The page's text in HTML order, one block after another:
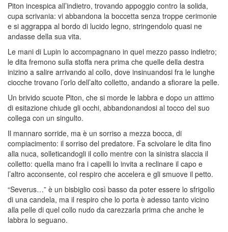
Piton incespica all’indietro, trovando appoggio contro la solida,
cupa scrivania: vi abbandona la boccetta senza troppe cerimonie
e si aggrappa al bordo di lucido legno, stringendolo quasi ne
andasse della sua vita.
Le mani di Lupin lo accompagnano in quel mezzo passo indietro;
le dita fremono sulla stoffa nera prima che quelle della destra
inizino a salire arrivando al collo, dove insinuandosi fra le lunghe
ciocche trovano l’orlo dell’alto colletto, andando a sfiorare la pelle.
Un brivido scuote Piton, che si morde le labbra e dopo un attimo
di esitazione chiude gli occhi, abbandonandosi al tocco del suo
collega con un singulto.
Il mannaro sorride, ma è un sorriso a mezza bocca, di
compiacimento: il sorriso del predatore. Fa scivolare le dita fino
alla nuca, solleticandogli il collo mentre con la sinistra slaccia il
colletto: quella mano fra i capelli lo invita a reclinare il capo e
l’altro acconsente, col respiro che accelera e gli smuove il petto.
“Severus…” è un bisbiglio così basso da poter essere lo sfrigolio
di una candela, ma il respiro che lo porta è adesso tanto vicino
alla pelle di quel collo nudo da carezzarla prima che anche le
labbra lo seguano.